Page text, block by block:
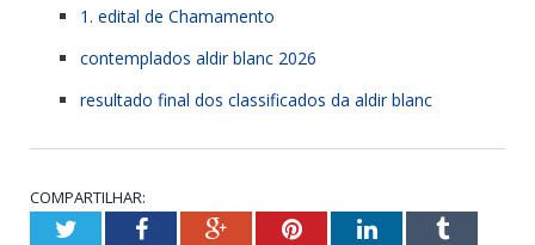
1. edital de Chamamento
contemplados aldir blanc 2026
resultado final dos classificados da aldir blanc
COMPARTILHAR:
TwitterFacebookGoogle+PinterestLinkedInTumblr